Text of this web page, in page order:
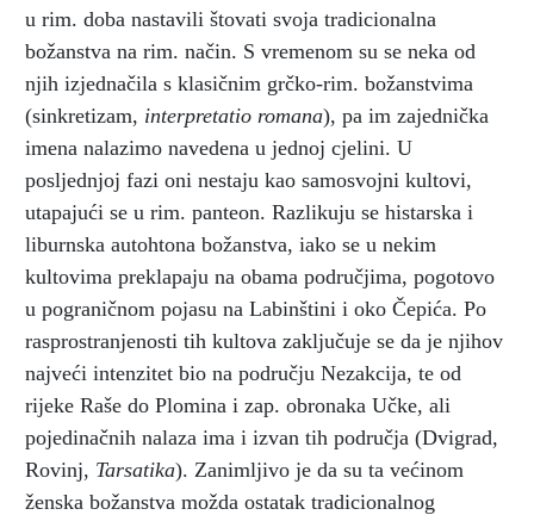
u rim. doba nastavili štovati svoja tradicionalna
božanstva na rim. način. S vremenom su se neka od
njih izjednačila s klasičnim grčko-rim. božanstvima
(sinkretizam, interpretatio romana), pa im zajednička
imena nalazimo navedena u jednoj cjelini. U
posljednjoj fazi oni nestaju kao samosvojni kultovi,
utapajući se u rim. panteon. Razlikuju se histarska i
liburnska autohtona božanstva, iako se u nekim
kultovima preklapaju na obama područjima, pogotovo
u pograničnom pojasu na Labinštini i oko Čepića. Po
rasprostranjenosti tih kultova zaključuje se da je njihov
najveći intenzitet bio na području Nezakcija, te od
rijeke Raše do Plomina i zap. obronaka Učke, ali
pojedinačnih nalaza ima i izvan tih područja (Dvigrad,
Rovinj, Tarsatika). Zanimljivo je da su ta većinom
ženska božanstva možda ostatak tradicionalnog